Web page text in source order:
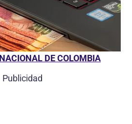
DE COLOMBIA
Publicidad